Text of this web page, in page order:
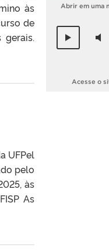
às
de
UFPel
pelo
às
As
Abrir em uma
Acesse o